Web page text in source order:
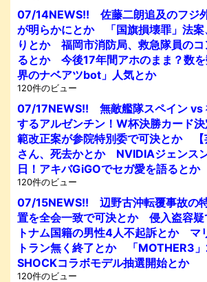
07/14NEWS!! 佐藤二朗追及のフジ
が明らかにとか 「国旗損壊罪」法案
りとか 福岡市消防局、救急隊員のコ
るとか 今後17年間アホのまま？数
界のナベアツbot」人気とか
120件のビュー
07/17NEWS!! 無敵艦隊スペイン vs
するアルゼンチン！W杯決勝カード
範改正案が参院特別委で可決とか 【
さん、死去かとか NVIDIAジェンス
日！アキバGiGOでセガ愛を語るとか
120件のビュー
07/15NEWS!! 辺野古沖転覆事故の
置を全会一致で可決とか 侵入盗容疑
トナム国籍の男性4人不起訴とか マ
トラン無く終了とか 「MOTHER3
SHOCKコラボモデル抽選開始とか
120件のビュー